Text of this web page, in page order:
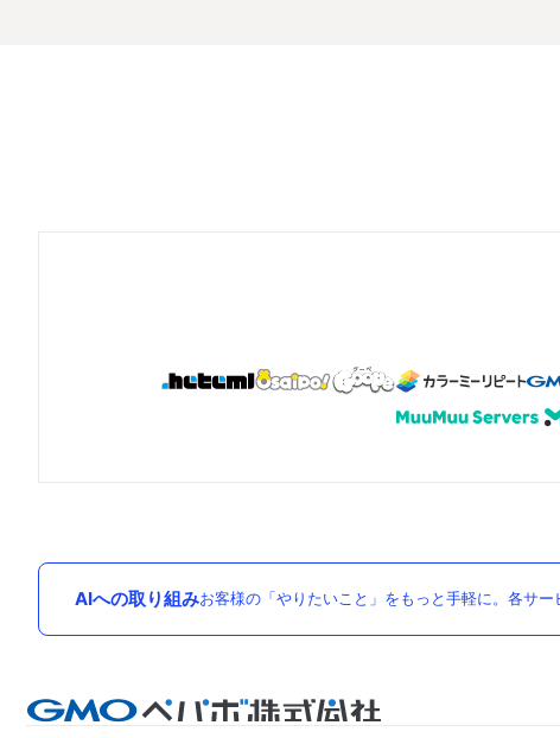
AIへの取り組みお客様の「やりたいこと」をもっと手軽に。各サ